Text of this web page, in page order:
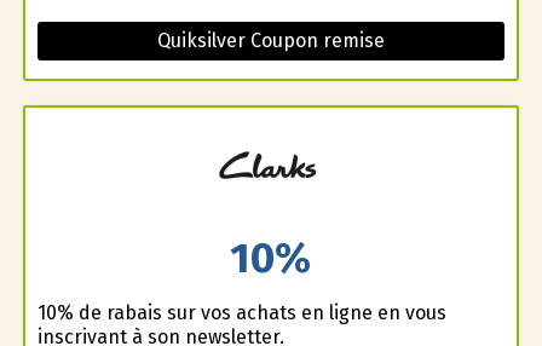
Quiksilver Coupon remise
10%
10% de rabais sur vos achats en ligne en vous
inscrivant à son newsletter.